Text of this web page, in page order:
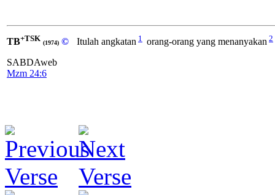
TB+TSK (1974) ©
SABDAweb
Mzm 24:6
Itulah angkatan 1 orang-orang yang menanyakan 2